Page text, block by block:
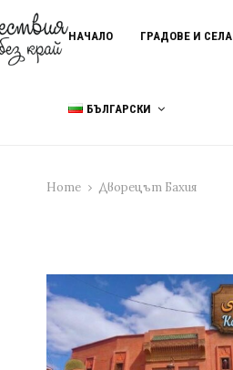
НАЧАЛО ГРАДОВЕ И СЕЛА
БЪЛГАРСКИ
Home Дворецът Бахия